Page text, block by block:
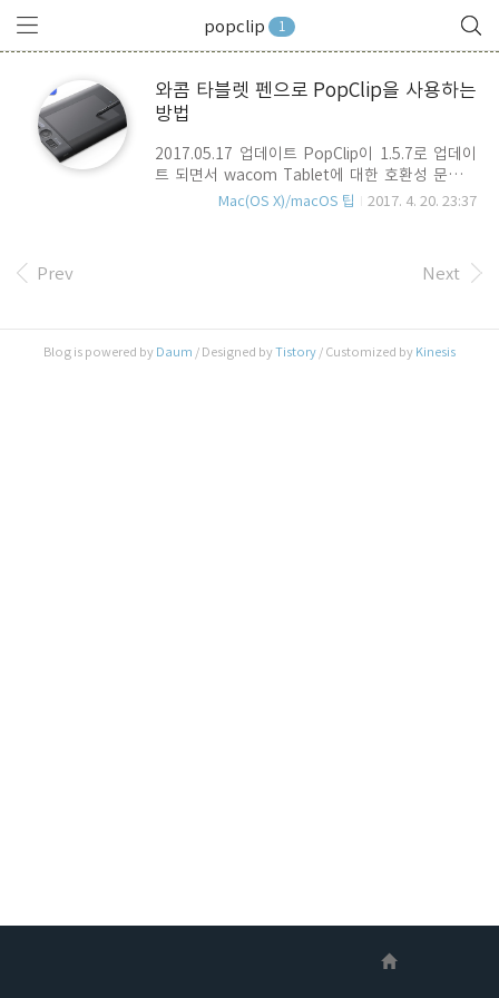
popclip 1
와콤 타블렛 펜으로 PopClip을 사용하는
방법
2017.05.17 업데이트 PopClip이 1.5.7로 업데이
트 되면서 wacom Tablet에 대한 호환성 문제가
해결되었습니다. Wacom Table 사용자 분 중에,
본문 내용은 Automator를 이용한 생성하고,
Wacom Table의 expressKey나 pen 기능과 연결
개의 버튼으로 할 수 있는 일은 무궁무진 합니다.
Wacom 타블렛 만의 또 하나의 강점이기도 하죠..
Mac(OS X)/macOS 팁 2017. 4. 20. 23:37
Prev Next
Blog is powered by Daum / Designed byTistory / Customized by Kinesis